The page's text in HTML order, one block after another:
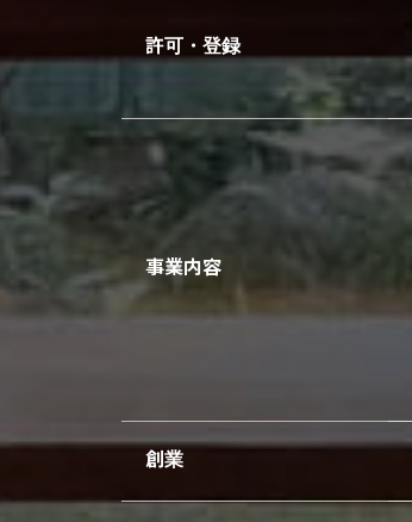
許可・登録
事業内容
創業